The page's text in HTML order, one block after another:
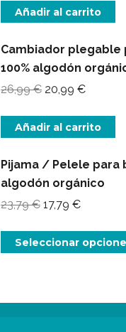
original
era:
14,49 €.
actual
es:
11,49 €.
Añadir al carrito
Cambiador plegable
100% algodón
26,99€ El
original
era:
26,99 €.
20,99 €El
actual
es:
20,99 €.
Añadir al carrito
Pijama / Pelele para
algodón orgánico
23,79€ El
original
era:
17,79 €El
actual
es:
Seleccionar